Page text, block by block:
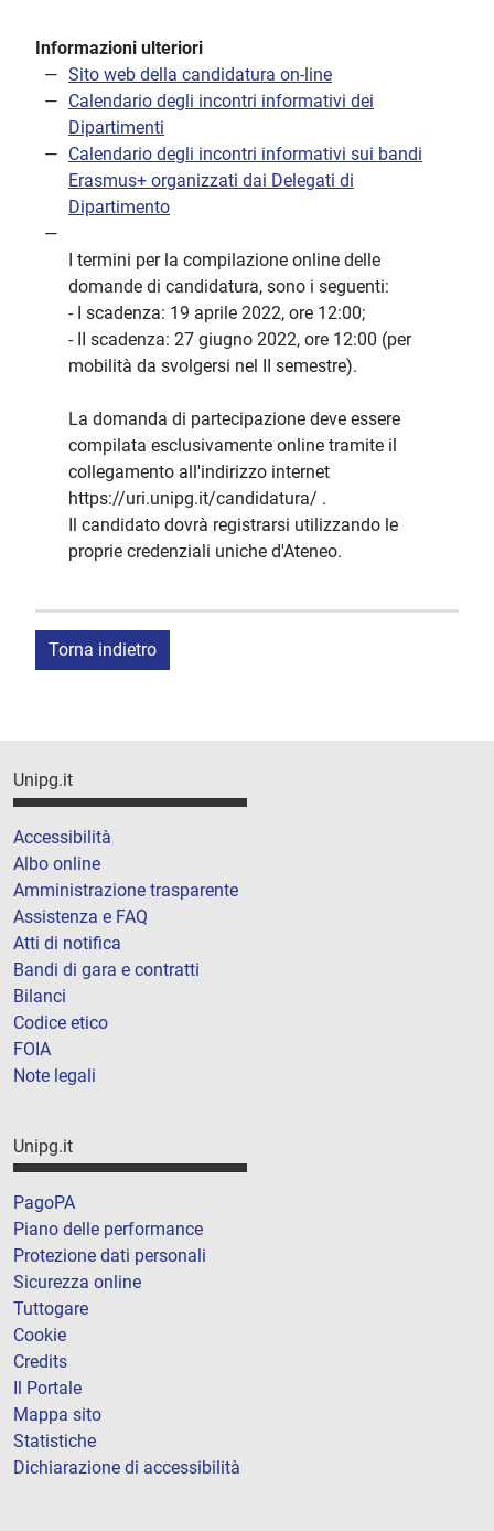
Informazioni ulteriori
Sito web della candidatura on-line
Calendario degli incontri informativi dei
Dipartimenti
Calendario degli incontri informativi sui bandi
Erasmus+ organizzati dai Delegati di
Dipartimento
I termini per la compilazione online delle
domande di candidatura, sono i seguenti:
- I scadenza: 19 aprile 2022, ore 12:00;
- II scadenza: 27 giugno 2022, ore 12:00 (per
mobilità da svolgersi nel II semestre).
La domanda di partecipazione deve essere
compilata esclusivamente online tramite il
collegamento all'indirizzo internet
https://uri.unipg.it/candidatura/ .
Il candidato dovrà registrarsi utilizzando le
proprie credenziali uniche d'Ateneo.
Torna indietro
Unipg.it
Accessibilità
Albo online
Amministrazione trasparente
Assistenza e FAQ
Atti di notifica
Bandi di gara e contratti
Bilanci
Codice etico
FOIA
Note legali
Unipg.it
PagoPA
Piano delle performance
Protezione dati personali
Sicurezza online
Tuttogare
Cookie
Credits
Il Portale
Mappa sito
Statistiche
Dichiarazione di accessibilità